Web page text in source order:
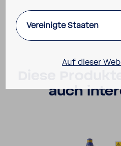
auch
Vereinigte Staaten
Auf dieser